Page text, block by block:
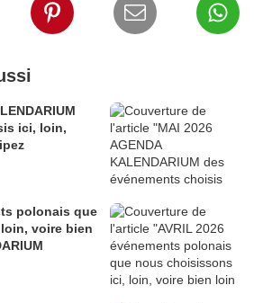
ici, loin,
polonais que
voire bien